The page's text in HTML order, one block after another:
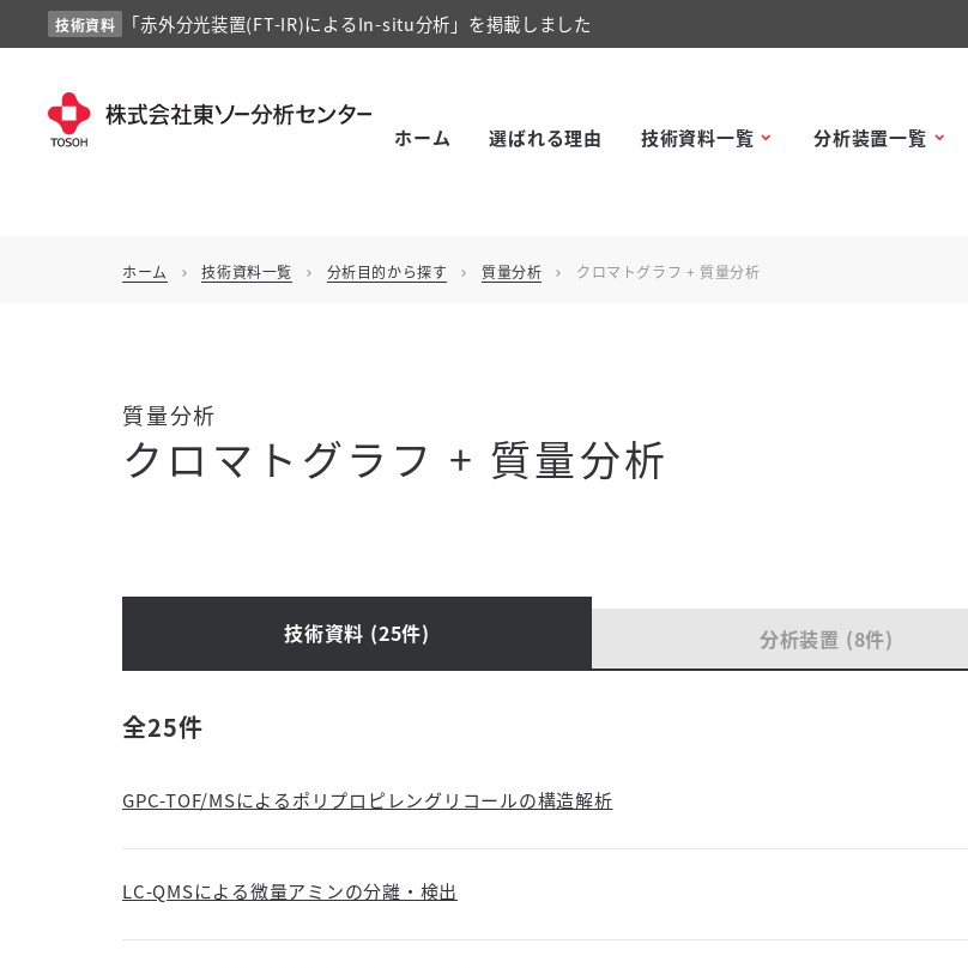
技術資料 「赤外分光装置(FT-IR)によるIn-situ分析」を掲載しました
ホーム
選ばれる理由 技術資料一覧 分析装置一覧
ホーム chevron_right 技術資料一覧 chevron_right 分析目的から探す chevron_right 質量分析 chevron_right クロマトグラフ + 質量分析
質量分析
クロマトグラフ + 質量分析
技術資料 (25件) 分析装置 (8件)
全25件
GPC-TOF/MSによるポリプロピレングリコールの構造解析
LC-QMSによる微量アミンの分離・検出